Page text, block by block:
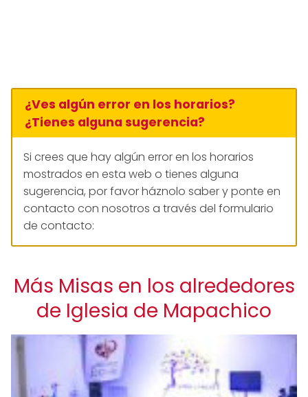
¿Ves algún error en los horarios?
¿Tienes alguna sugerencia?
Si crees que hay algún error en los horarios
mostrados en esta web o tienes alguna
sugerencia, por favor háznolo saber y ponte en
contacto con nosotros a través del formulario
de contacto:
Más Misas en los alrededores
de Iglesia de Mapachico